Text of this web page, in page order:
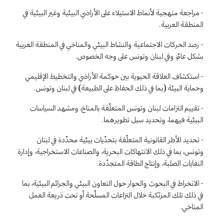
- مراجعة منهجية لأنماط الاستيلاء على الأراضي البيئية وغير البيئية في
المنطقة العربية.
- رصد الحركات الاجتماعية والنشاط البيئي والمناخي في المنطقة العربية
بشكل عامّ، وفي لبنان وتونس على وجه الخصوص.
- استكشاف العلاقة الحيوية بين حوكمة الأراضي والتخطيط الإقليمي
وحماية البيئة (بما في ذلك الحفاظ على الطبيعة) في لبنان وتونس.
- تقييم التزامات لبنان وتونس المتعلّقة بالمناخ، ومشهد السياسات
البيئية فيهما، وتحديد سبل تطويرهما.
- تحديد الأطر القانونية المتعلّقة بتحدّيات بيئية محدّدة في لبنان
وتونس، بما في ذلك الانتهاكات البحرية، والصناعات الاستخراجية، وإدارة
النفايات الصلبة، وإنتاج الطاقة المتجدّدة.
- الانخراط في البحوث والحوار حول التعاون البيئي والجرائم البيئية، بما
في ذلك تلك المرتَكبة خلال النزاعات المسلّحة أو تحت ذريعة العمل
المناخي.